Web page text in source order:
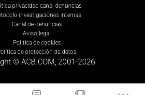
privacidad canal denuncias
investigaciones internas
Canal de denuncias
Aviso legal
Política de cookies
de protección de datos
© ACB.COM, 2001-2026